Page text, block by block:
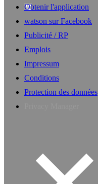
Obtenir l'application
watson sur Facebook
Publicité / RP
Emplois
Impressum
Conditions
Protection des données